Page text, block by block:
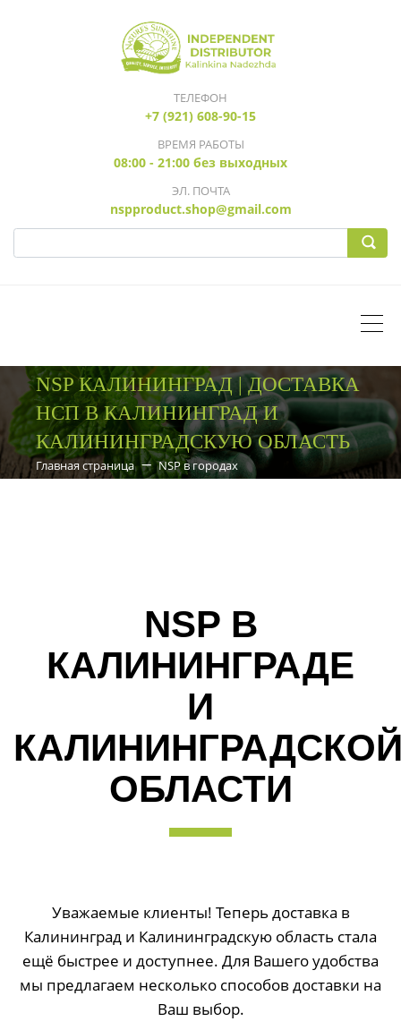
ТЕЛЕФОН
+7 (921) 608-90-15
ВРЕМЯ РАБОТЫ
08:00 - 21:00 без выходных
ЭЛ. ПОЧТА
nspproduct.shop@gmail.com
NSP КАЛИНИНГРАД | ДОСТАВКА
НСП В КАЛИНИНГРАД И
КАЛИНИНГРАДСКУЮ ОБЛАСТЬ
Главная страница NSP в городах
NSP В
КАЛИНИНГРАДЕ
И
ОБЛАСТИ
Уважаемые клиенты! Теперь доставка в
Калининград и Калининградскую область стала
ещё быстрее и доступнее. Для Вашего удобства
мы предлагаем несколько способов доставки на
Ваш выбор.